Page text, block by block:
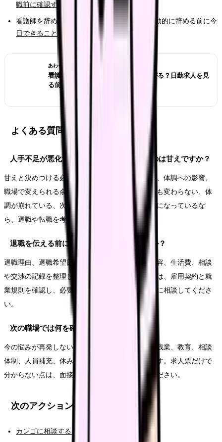
職前に確認すること
看護師を辞めたいと強く思った時の初動｜衝動的に辞める前に今
日できること
あわせて読みたい
看護師が夜勤なしにすると給料は下がる？日勤求人を見
る前の収入チェック
よくある質問
人手不足が悪化する職場から逃げるべきかのは甘えですか？
甘えと決めつける必要はありません。悩みの原因、体調への影響、
職場で変えられる余地を分けて見ます。相談しても変わらない、体
調が崩れている、次の職場で避けたい条件が明確になっているな
ら、退職や転職を考える十分な理由になります。
退職を伝える前に何を準備すればいいですか？
退職理由、退職希望日、有休残日数、引き継ぎ内容、生活費、相談
や交渉の記録を整理します。法的な不安がある時は、雇用契約と就
業規則を確認し、必要に応じて公的窓口や専門家に相談してくださ
い。
次の職場では何を確認すればいいですか？
今の悩みが再発しない条件を確認します。夜勤、残業、教育、相談
体制、人員補充、休みやすさ、給与の内訳などです。求人票だけで
分からない点は、面接や見学で具体的に聞いてください。
次のアクション
カンゴに相談する（AI相談）